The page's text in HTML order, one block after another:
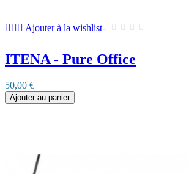
Ajouter à la wishlist
ITENA - Pure Office
50,00 €
Ajouter au panier